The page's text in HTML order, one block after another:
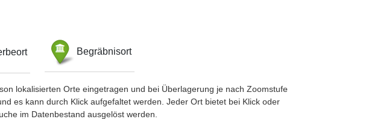
Begräbnisort
lokalisierten Orte eingetragen und bei Überlagerung je nach Zoomstufe
es kann durch Klick aufgefaltet werden. Jeder Ort bietet bei Klick oder
im Datenbestand ausgelöst werden.